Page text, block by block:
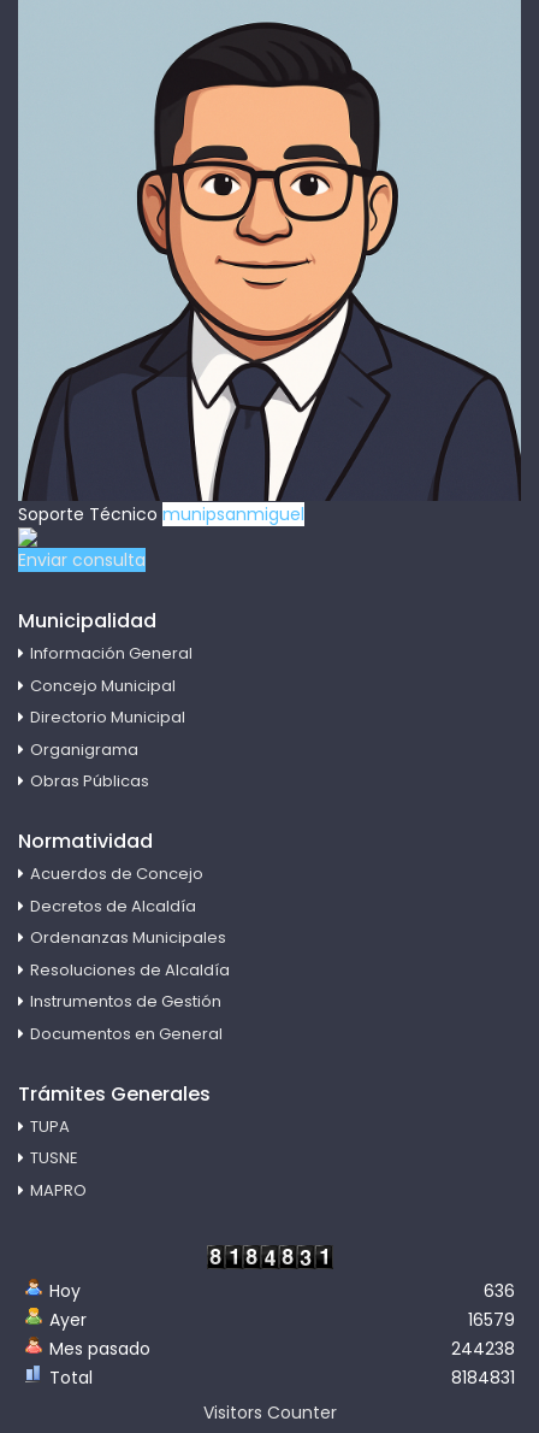
Soporte Técnico munipsanmiguel
Enviar consulta
Municipalidad
Información General
Concejo Municipal
Directorio Municipal
Organigrama
Obras Públicas
Normatividad
Acuerdos de Concejo
Decretos de Alcaldía
Ordenanzas Municipales
Resoluciones de Alcaldía
Instrumentos de Gestión
Documentos en General
Trámites Generales
TUPA
TUSNE
MAPRO
Hoy
Ayer
Mes pasado
Total
636
16579
244238
8184831
Visitors Counter